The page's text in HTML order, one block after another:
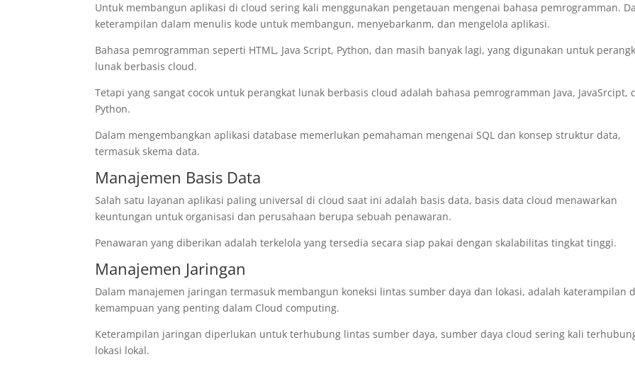
Untuk membangun aplikasi di cloud sering kali menggunakan pengetauan mengenai bahasa pemrogramman.
keterampilan dalam menulis kode untuk membangun, menyebarkanm, dan mengelola aplikasi.
Bahasa pemrogramman seperti HTML, Java Script, Python, dan masih banyak lagi, yang digunakan untuk
lunak berbasis cloud.
Tetapi yang sangat cocok untuk perangkat lunak berbasis cloud adalah bahasa pemrogramman Java, JavaSrcipt,
Python.
Dalam mengembangkan aplikasi database memerlukan pemahaman mengenai SQL dan konsep struktur data,
termasuk skema data.
Manajemen Basis Data
Salah satu layanan aplikasi paling universal di cloud saat ini adalah basis data, basis data cloud menawarkan
keuntungan untuk organisasi dan perusahaan berupa sebuah penawaran.
Penawaran yang diberikan adalah terkelola yang tersedia secara siap pakai dengan skalabilitas tingkat tinggi.
Manajemen Jaringan
Dalam manajemen jaringan termasuk membangun koneksi lintas sumber daya dan lokasi, adalah katerampilan
kemampuan yang penting dalam Cloud computing.
Keterampilan jaringan diperlukan untuk terhubung lintas sumber daya, sumber daya cloud sering kali
lokasi lokal.